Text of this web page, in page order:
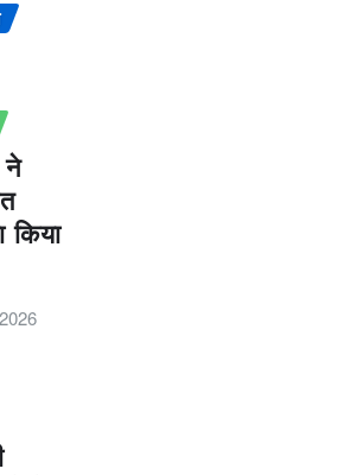
ने